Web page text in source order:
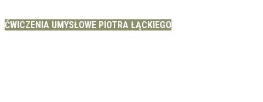
ĆWICZENIA UMYSŁOWE PIOTRA ŁĄCKIEGO